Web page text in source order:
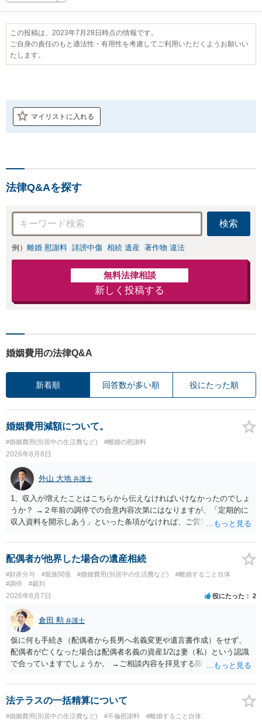
この投稿は、2023年7月28日時点の情報です。
ご自身の責任のもと適法性・有用性を考慮してご利用いただくようお願いい
たします。
マイリストに入れる
法律Q&Aを探す
検索
例） 離婚 慰謝料 誹謗中傷 相続 遺産 著作物 違法
無料法律相談
新しく投稿する
婚姻費用の法律Q&A
新着順 回答数が多い順 役にたった順
婚姻費用減額について。
#婚姻費用(別居中の生活費など) #離婚の慰謝料
2026年8月8日
外山 大地 弁護士
1、収入が増えたことはこちらから伝えなければいけなかったのでしょ
うか？ →２年前の調停での合意内容次第にはなりますが、「定期的に
収入資料を開示しあう」といった条項がなければ、ご質問者様から相
合意した場合も収入証明で算定表通りに決まりますでしょうか？ →算
定表は一つの目安に過ぎませんので、合意した希望額が算定表で算出
された金額と異なっていたとしても、合意した希望額が婚姻費用の金
額となります。
配偶者が他界した場合の遺産相続
#財産分与 #親族関係 #婚姻費用(別居中の生活費など)
#離婚すること自体
#調停
#裁判
2026年8月7日 役にたった 2
倉田 勲 弁護士
仮に何も手続き（配偶者から長男へ名義変更や遺言書作成）をせず、
配偶者が亡くなった場合は配偶者名義の資産1/2は妻（私）という認識
で合っていますでしょうか。 →ご相談内容を拝見する限りでは、その
完全に所有する場合は、他の相続人に対して自宅の評価額の１/２の代
償金の支払いが必要になります。
法テラスの一括精算について
#婚姻費用(別居中の生活費など) #不倫慰謝料 #離婚すること自体